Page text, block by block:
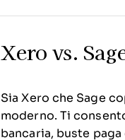
Xero vs.
Sia Xero che Sage
moderno. Ti
bancaria, buste